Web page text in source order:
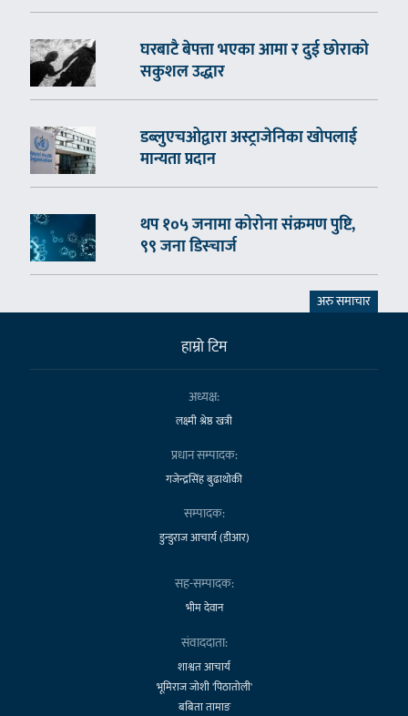
घरबाटै बेपत्ता भएका आमा र दुई छोराको
सकुशल उद्धार
डब्लुएचओद्वारा अस्ट्राजेनिका खोपलाई
मान्यता प्रदान
थप १०५ जनामा कोरोना संक्रमण पुष्टि,
९९ जना डिस्चार्ज
अरु समाचार
हाम्राे टिम
अध्यक्ष:
लक्ष्मी श्रेष्ठ खत्री
प्रधान सम्पादक:
गजेन्द्रसिंह बुढाथोकी
सम्पादक:
डुन्डुराज आचार्य (डीआर)
सह-सम्पादक:
भीम देवान
संवाददाता:
शाश्वत आचार्य
भूमिराज जोशी 'पिठातोली'
बबिता तामाङ